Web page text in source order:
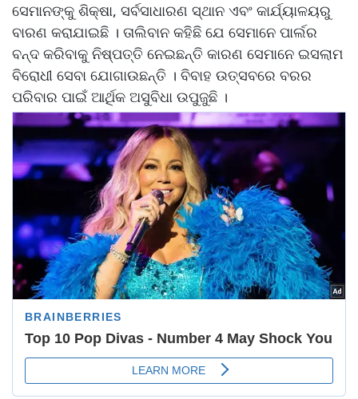
ସେମାନଙ୍କୁ ଶିକ୍ଷା, ସର୍ବସାଧାରଣ ସ୍ଥାନ ଏବଂ କାର୍ଯ୍ୟାଳୟରୁ
ବାରଣ କରାଯାଇଛି । ତାଲିବାନ କହିଛି ଯେ ସେମାନେ ପାର୍ଲର
ବନ୍ଦ କରିବାକୁ ନିଷ୍ପତ୍ତି ନେଇଛନ୍ତି କାରଣ ସେମାନେ ଇସଲାମ
ବିରୋଧୀ ସେବା ଯୋଗାଉଛନ୍ତି । ବିବାହ ଉତ୍ସବରେ ବରର
ପରିବାର ପାଇଁ ଆର୍ଥିକ ଅସୁବିଧା ଉପୁଜୁଛି ।